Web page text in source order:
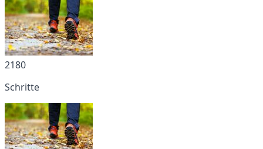
2180
Schritte